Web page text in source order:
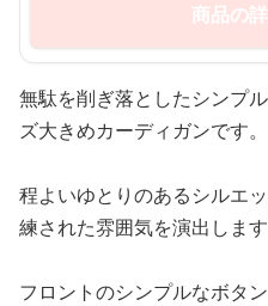
商品の
無駄を削ぎ落としたシンプ
ズ大きめカーディガンです。
程よいゆとりのあるシルエ
練された雰囲気を演出します
フロントのシンプルなボタ